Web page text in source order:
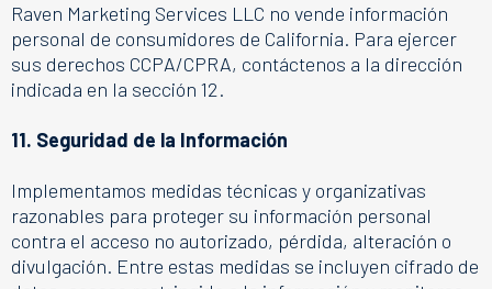
Raven Marketing Services LLC no vende información
personal de consumidores de California. Para ejercer
sus derechos CCPA/CPRA, contáctenos a la dirección
indicada en la sección 12.
11. Seguridad de la Información
Implementamos medidas técnicas y organizativas
razonables para proteger su información personal
contra el acceso no autorizado, pérdida, alteración o
divulgación. Entre estas medidas se incluyen cifrado de